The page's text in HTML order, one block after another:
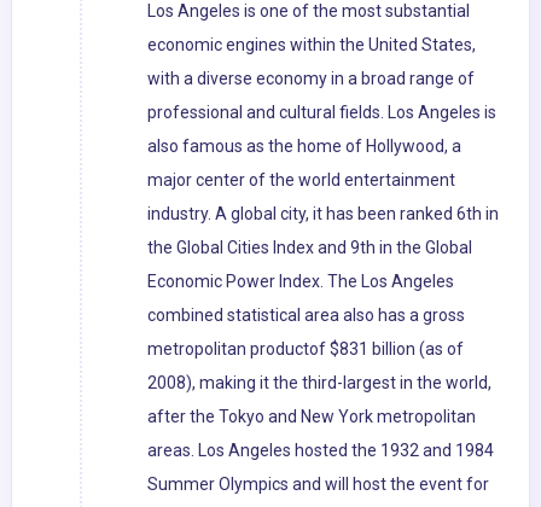
Los Angeles is one of the most substantial
economic engines within the United States,
with a diverse economy in a broad range of
professional and cultural fields. Los Angeles is
also famous as the home of Hollywood, a
major center of the world entertainment
industry. A global city, it has been ranked 6th in
the Global Cities Index and 9th in the Global
Economic Power Index. The Los Angeles
combined statistical area also has a gross
metropolitan productof $831 billion (as of
2008), making it the third-largest in the world,
after the Tokyo and New York metropolitan
areas. Los Angeles hosted the 1932 and 1984
Summer Olympics and will host the event for